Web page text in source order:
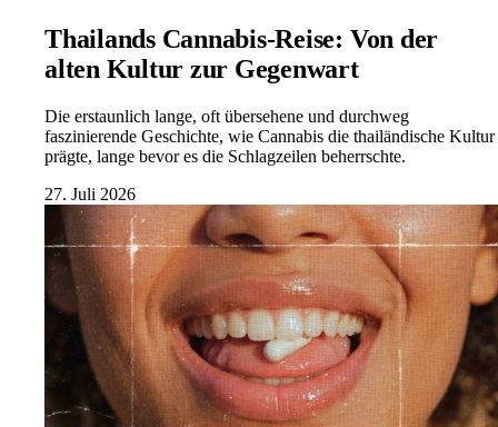
Thailands Cannabis-Reise: Von der
alten Kultur zur Gegenwart
Die erstaunlich lange, oft übersehene und durchweg
faszinierende Geschichte, wie Cannabis die thailändische Kultur
prägte, lange bevor es die Schlagzeilen beherrschte.
27. Juli 2026